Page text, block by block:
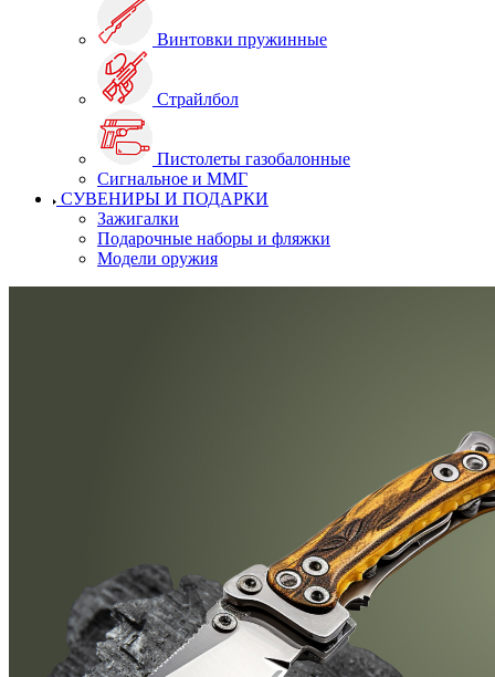
Винтовки пружинные
Страйлбол
Пистолеты газобалонные
Сигнальное и ММГ
СУВЕНИРЫ И ПОДАРКИ
Зажигалки
Подарочные наборы и фляжки
Модели оружия